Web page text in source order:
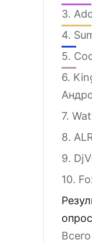
3.
4.
5.
6.
7.
8.
9.
10.